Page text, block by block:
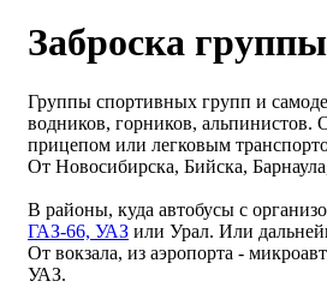
Заброска
Группы спортивных групп и
водников, горников, альпинистов.
прицепом или легковым
От Новосибирска, Бийска,
В районы, куда автобусы с
ГАЗ-66, УАЗ или Урал. Или
От вокзала, из аэропорта -
УАЗ.